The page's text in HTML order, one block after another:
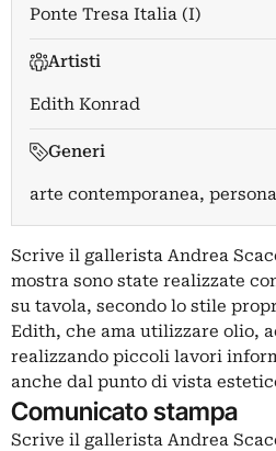
Ponte Tresa Italia (I)
Artisti
Edith Konrad
Generi
arte contemporanea,
Scrive il gallerista Andrea
mostra sono state realizzate
su tavola, secondo lo stile
Edith, che ama utilizzare olio,
realizzando piccoli lavori
anche dal punto di vista
Comunicato stampa
Scrive il gallerista Andrea